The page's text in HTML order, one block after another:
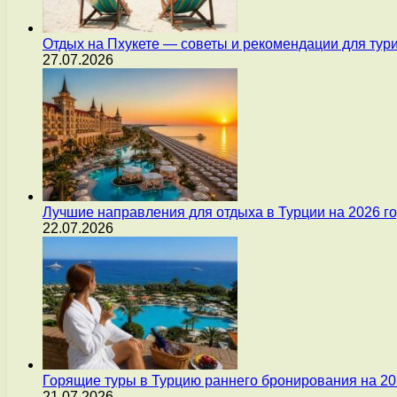
Отдых на Пхукете — советы и рекомендации для
27.07.2026
Лучшие направления для отдыха в Турции на 2026
22.07.2026
Горящие туры в Турцию раннего бронирования на